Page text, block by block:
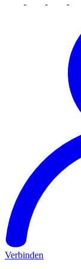
Verbinden